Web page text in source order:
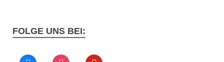
FOLGE UNS BEI: